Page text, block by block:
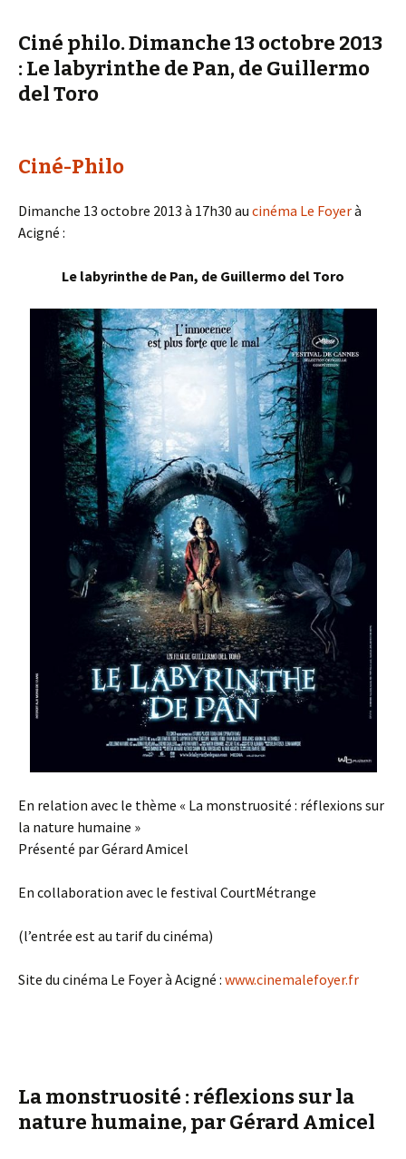
Ciné philo. Dimanche 13 octobre 2013
: Le labyrinthe de Pan, de Guillermo
del Toro
Ciné-Philo
Dimanche 13 octobre 2013 à 17h30 au cinéma Le Foyerà
Acigné :
Le labyrinthe de Pan, de Guillermo del Toro
En relation avec le thème « La monstruosité : réflexions sur
la nature humaine »
Présenté par Gérard Amicel
En collaboration avec le festival CourtMétrange
(l’entrée est au tarif du cinéma)
Site du cinéma Le Foyer à Acigné : www.cinemalefoyer.fr
La monstruosité : réflexions sur la
nature humaine, par Gérard Amicel